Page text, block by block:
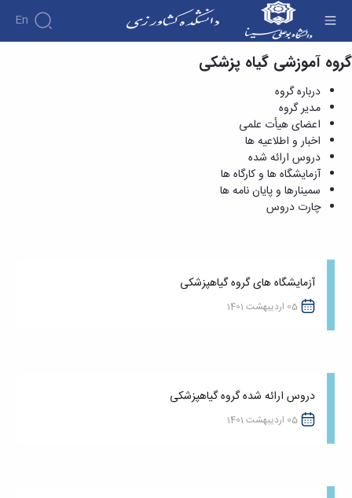
En
گیاه پزشکی - دانشکده کشاورزی
گروه آموزشی گیاه پزشکی
درباره گروه
مدیر گروه
اعضای هیأت علمی
اخبار و اطلاعیه ها
دروس ارائه شده
آزمایشگاه ها و کارگاه ها
سمینارها و پایان نامه ها
چارت دروس
آزمایشگاه های گروه گیاهپزشکی
05 اردیبهشت 1401
دروس ارائه شده گروه گیاهپزشکی
05 اردیبهشت 1401